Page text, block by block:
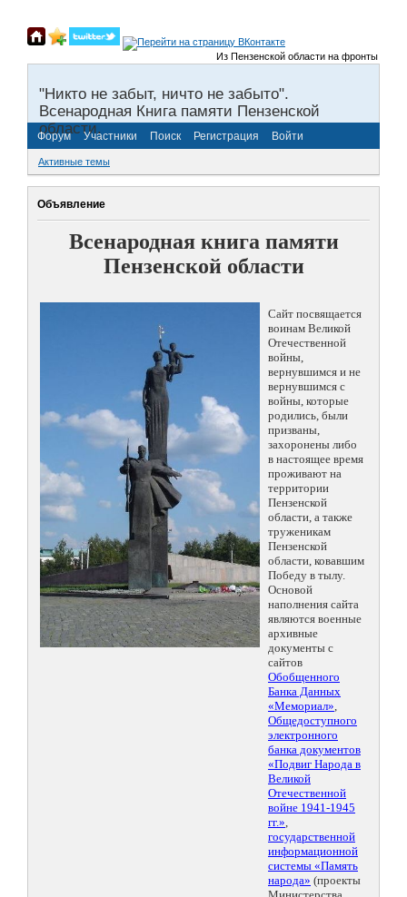
Из Пензенской области на фронты
"Никто не забыт, ничто не забыто".
Всенародная Книга памяти Пензенской
области.
Форум Участники Поиск Регистрация Войти
Активные темы
Объявление
Всенародная книга памяти
Пензенской области
Сайт посвящается
воинам Великой
Отечественной
войны,
вернувшимся и не
вернувшимся с
войны, которые
родились, были
призваны,
захоронены либо
в настоящее время
проживают на
территории
Пензенской
области, а также
труженикам
Пензенской
области, ковавшим
Победу в тылу.
Основой
наполнения сайта
являются военные
архивные
документы с
сайтов
Обобщенного
Банка Данных
«Мемориал»,
Общедоступного
электронного
банка документов
«Подвиг Народа в
Великой
Отечественной
войне 1941-1945
гг.»,
государственной
информационной
системы «Память
народа» (проекты